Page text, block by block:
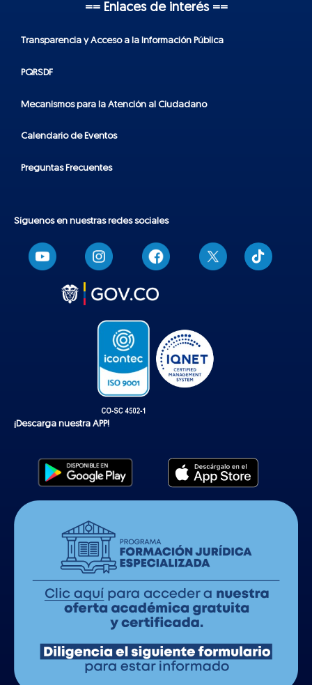
== Enlaces de interés ==
Transparencia y Acceso a la Información Pública
PQRSDF
Mecanismos para la Atención al Ciudadano
Calendario de Eventos
Preguntas Frecuentes
Síguenos en nuestras redes sociales
T
i
k
¡Descarga nuestra APP!